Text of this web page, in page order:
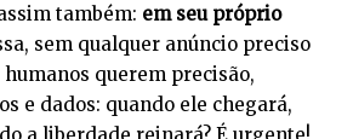
também: em seu próprio
sem qualquer anúncio preciso
querem precisão,
e dados: quando ele chegará,